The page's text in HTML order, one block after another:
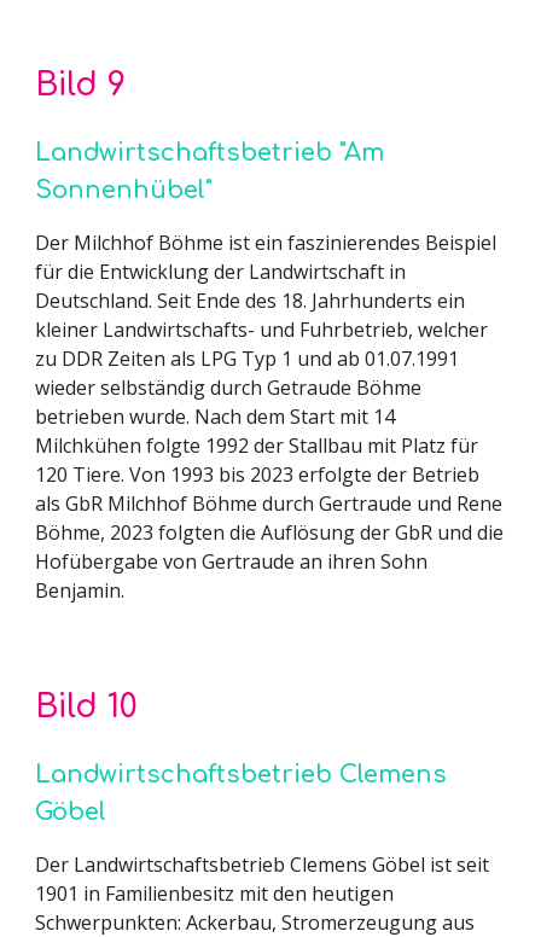
Bild 9
Landwirtschaftsbetrieb "Am
Sonnenhübel"
Der Milchhof Böhme ist ein faszinierendes Beispiel
für die Entwicklung der Landwirtschaft in
Deutschland. Seit Ende des 18. Jahrhunderts ein
kleiner Landwirtschafts- und Fuhrbetrieb, welcher
zu DDR Zeiten als LPG Typ 1 und ab 01.07.1991
wieder selbständig durch Getraude Böhme
betrieben wurde. Nach dem Start mit 14
Milchkühen folgte 1992 der Stallbau mit Platz für
120 Tiere. Von 1993 bis 2023 erfolgte der Betrieb
als GbR Milchhof Böhme durch Gertraude und Rene
Böhme, 2023 folgten die Auflösung der GbR und die
Hofübergabe von Gertraude an ihren Sohn
Benjamin.
Bild 10
Landwirtschaftsbetrieb Clemens
Göbel
Der Landwirtschaftsbetrieb Clemens Göbel ist seit
1901 in Familienbesitz mit den heutigen
Schwerpunkten: Ackerbau, Stromerzeugung aus